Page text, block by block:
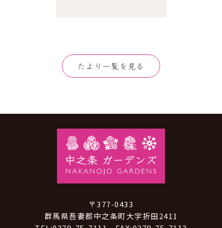
たより一覧を見る
〒377-0433
群馬県吾妻郡中之条町大字折田2411